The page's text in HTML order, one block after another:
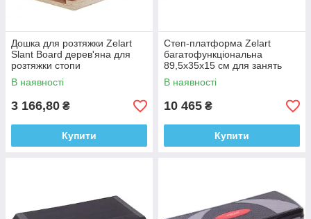
Дошка для розтяжки Zelart
Slant Board дерев'яна для
розтяжки стопи
В наявності
3 166,80 ₴
Купити
Степ-платформа Zelart
багатофункціональна
89,5x35x15 см для занять
степ-аеробікою
В наявності
10 465 ₴
Купити